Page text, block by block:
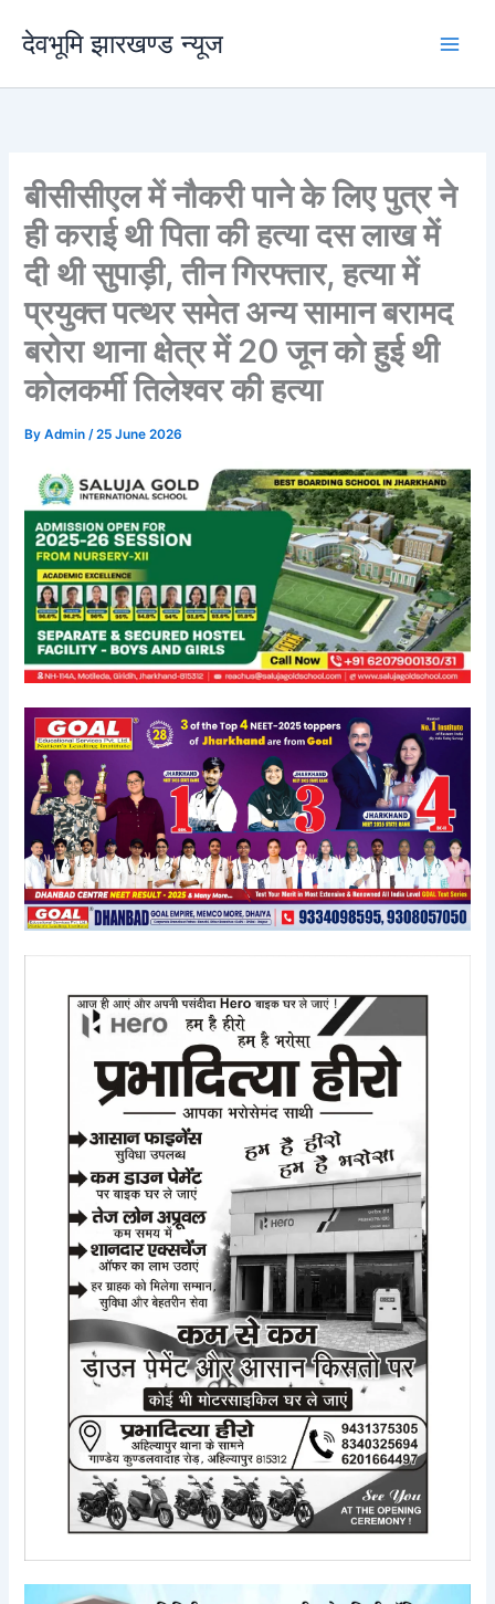
content
देवभूमि झारखण्ड न्यूज
बीसीसीएल में नौकरी पाने के लिए पुत्र ने
ही कराई थी पिता की हत्या दस लाख में
दी थी सुपाड़ी, तीन गिरफ्तार, हत्या में
प्रयुक्त पत्थर समेत अन्य सामान बरामद
बरोरा थाना क्षेत्र में 20 जून को हुई थी
कोलकर्मी तिलेश्वर की हत्या
ByAdmin/25 June 2026